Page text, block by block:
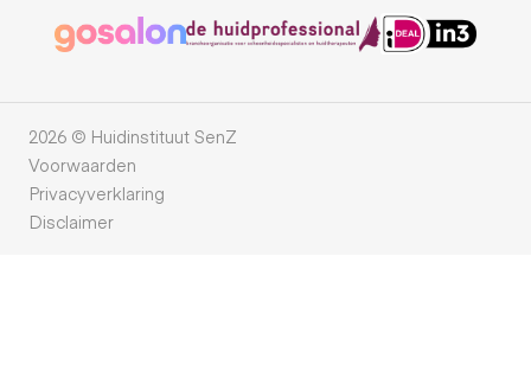
2026 © Huidinstituut SenZ
Voorwaarden
Privacyverklaring
Disclaimer